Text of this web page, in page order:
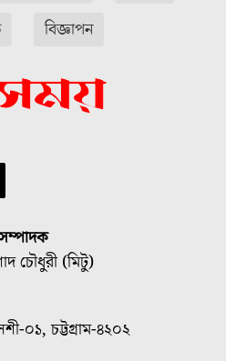
বিজ্ঞাপন
চৌধুরী (মিটু)
০১, চট্টগ্রাম-৪২০২